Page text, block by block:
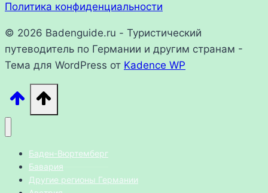
Политика конфиденциальности
© 2026 Badenguide.ru - Туристический
путеводитель по Германии и другим странам -
Тема для WordPress от Kadence WP
Баден-Вюртемберг
Бавария
Другие регионы Германии